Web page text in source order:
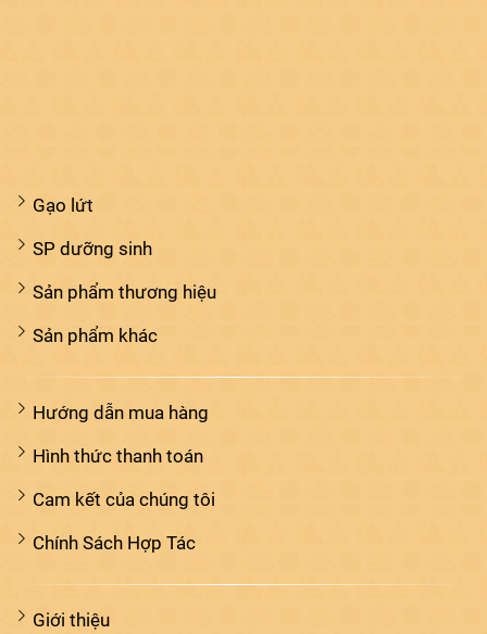
Gạo lứt
SP dưỡng sinh
Sản phẩm thương hiệu
Sản phẩm khác
Hướng dẫn mua hàng
Hình thức thanh toán
Cam kết của chúng tôi
Chính Sách Hợp Tác
Giới thiệu